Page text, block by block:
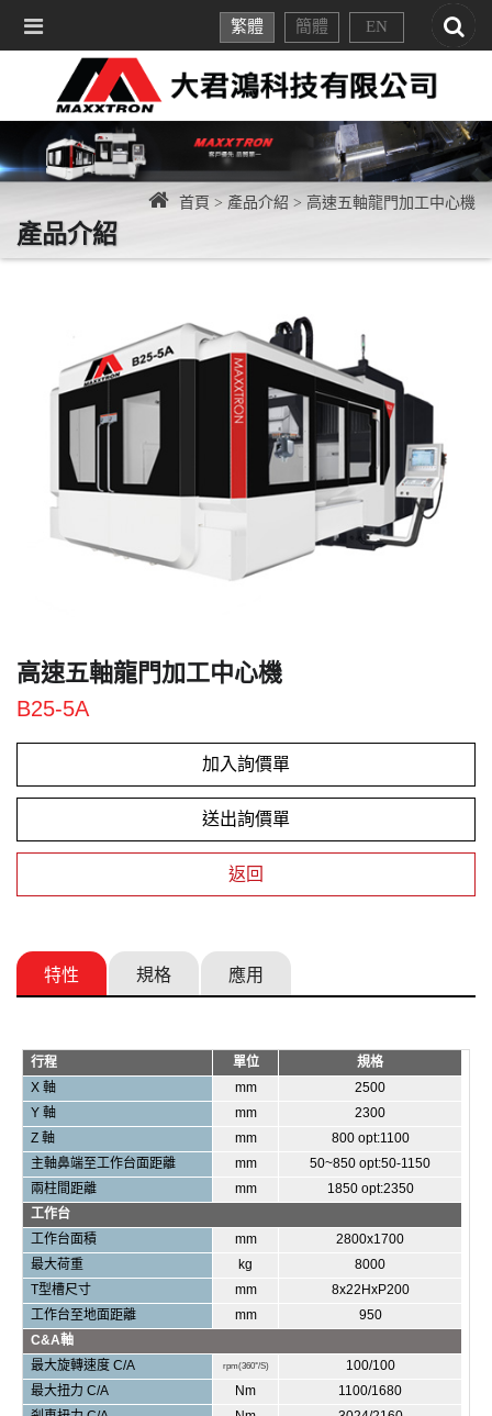
繁體 簡體 EN
首頁 > 產品介紹 > 高速五軸龍門加工中心機
產品介紹
高速五軸龍門加工中心機
B25-5A
加入詢價單
送出詢價單
返回
特性 規格 應用
行程
單位
規格
X軸 mm
2500
Y軸 mm
2300
Z軸 mm
800 opt:1100
主軸鼻端至工作台面距離
mm
50~850 opt:50-1150
兩柱間距離
mm
1850 opt:2350
工作台
工作台面積
mm
2800x1700
最大荷重
kg
8000
T型槽尺寸 mm
8x22HxP200
工作台至地面距離
mm
950
C&A軸
最大旋轉速度 C/A rpm(360°/S)
100/100
最大扭力 C/A Nm
1100/1680